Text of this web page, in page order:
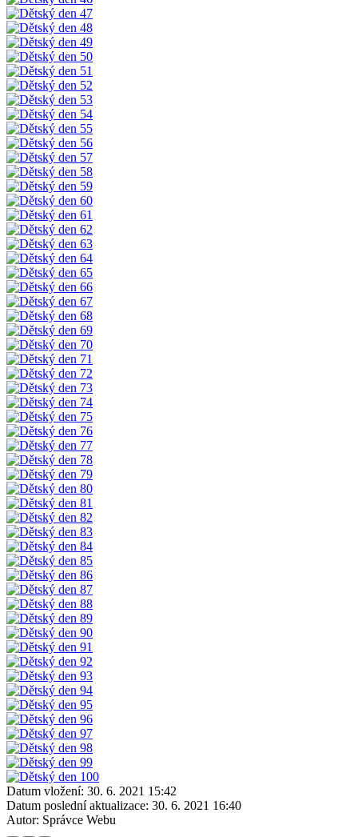
Datum vložení: 30. 6. 2021 15:42
Datum poslední aktualizace: 30. 6. 2021 16:40
Autor: Správce Webu